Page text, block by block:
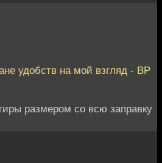
удобств на мой взгляд - BP
размером со всю заправку